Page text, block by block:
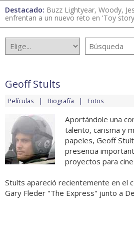
Destacado: Buzz Lightyear, Woody,
enfrentan a un nuevo reto en 'Toy
Geoff Stults
Películas Biografía Fotos
Aportándole una
talento, carisma y
papeles, Geoff
presencia
proyectos para
Stults apareció recientemente en el
Gary Fleder "The Express" junto a